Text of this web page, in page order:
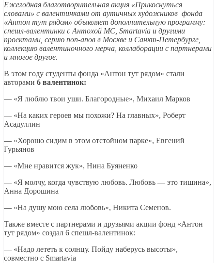
Ежегодная благотворительная акция «Прикоснуться
словами» с валентинками от аутичных художников фонда
«Антон тут рядом» объявляет дополнительную программу:
спешл-валентинки с Антохой МС, Smartavia и другими
проектами, серию поп-апов в Москве и Санкт-Петербурге,
коллекцию валентиночного мерча, коллаборации с партнерами
и многое другое.
В этом году студенты фонда «Антон тут рядом» стали
авторами 6 валентинок:
— «Я люблю твои уши. Благородные», Михаил Марков
— «На каких героев мы похожи? На главных», Роберт
Асадуллин
— «Хорошо сидим в этом отстойном парке», Евгений
Гурьянов
— «Мне нравится жук», Нина Буяненко
— «Я молчу, когда чувствую любовь. Любовь — это тишина»,
Анна Дорошина
— «На душу мою села любовь», Никита Семенов.
Также вместе с партнерами и друзьями акции фонд «Антон
тут рядом» создал 6 спешл-валентинок:
— «Надо лететь к солнцу. Пойду наберусь высоты»,
совместно с Smartavia